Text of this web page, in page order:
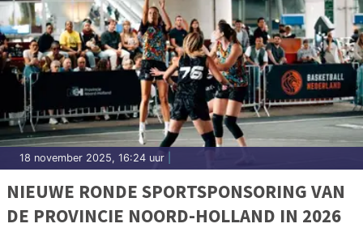
18 november 2025, 16:24 uur
NIEUWE RONDE SPORTSPONSORING VAN
DE PROVINCIE NOORD-HOLLAND IN 2026